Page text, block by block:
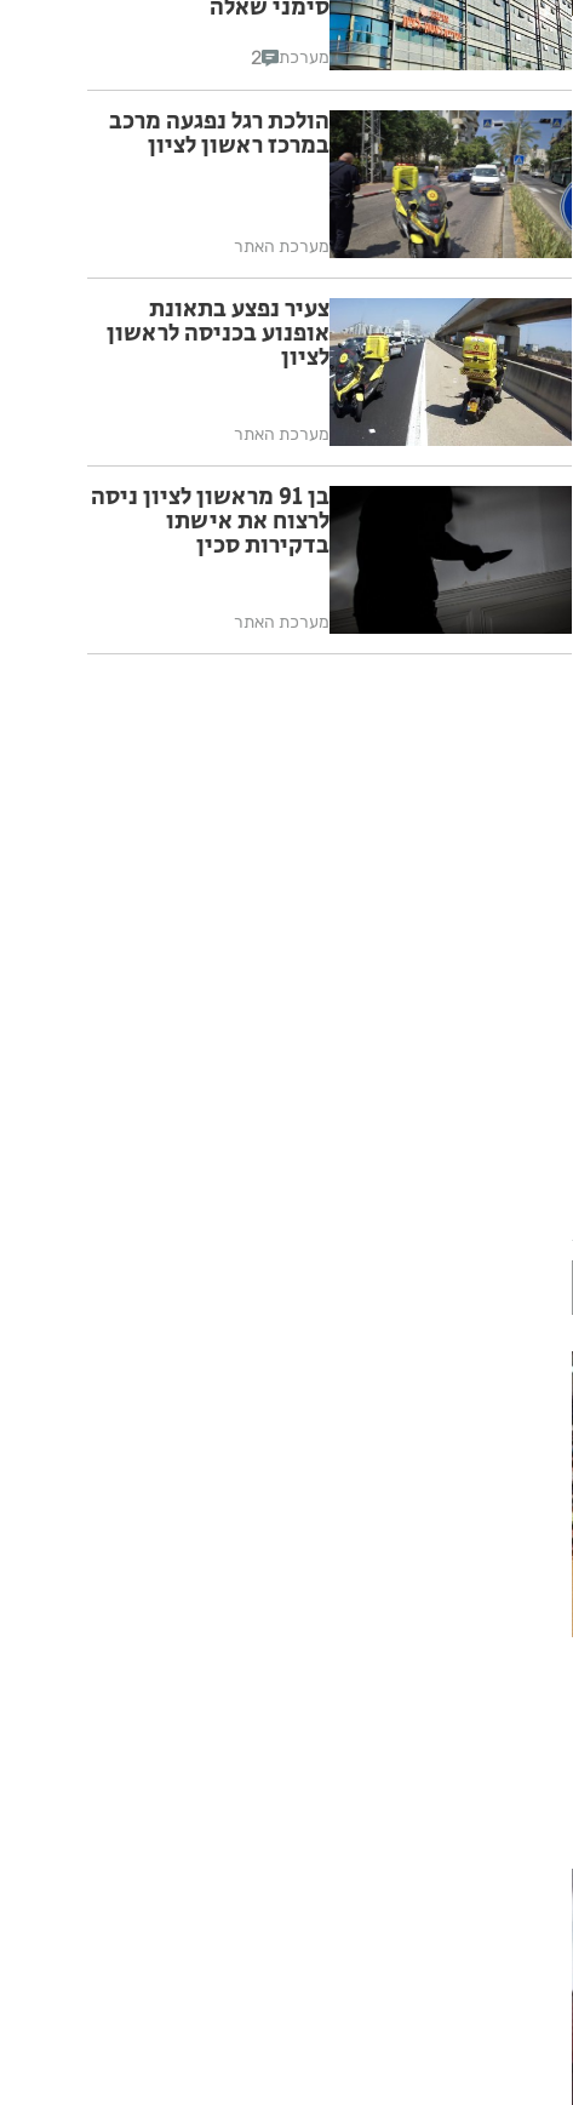
סימני שאלה
מערכת 2
הולכת רגל נפגעה מרכב
במרכז ראשון לציון
מערכת האתר
צעיר נפצע בתאונת
אופנוע בכניסה לראשון
לציון
מערכת האתר
בן 91 מראשון לציון ניסה
לרצוח את אישתו
בדקירות סכין
מערכת האתר